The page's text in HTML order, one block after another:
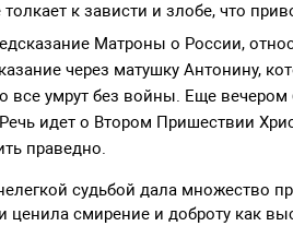
к зависти и злобе, что
Матроны о России,
через матушку Антонину,
все умрут без войны. Еще
идет о Втором Пришествии
праведно.
судьбой дала множество
ценила смирение и доброту как